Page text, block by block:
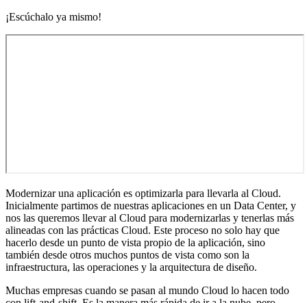
¡Escúchalo ya mismo!
Modernizar una aplicación es optimizarla para llevarla al Cloud.
Inicialmente partimos de nuestras aplicaciones en un Data Center, y
nos las queremos llevar al Cloud para modernizarlas y tenerlas más
alineadas con las prácticas Cloud. Este proceso no solo hay que
hacerlo desde un punto de vista propio de la aplicación, sino
también desde otros muchos puntos de vista como son la
infraestructura, las operaciones y la arquitectura de diseño.
Muchas empresas cuando se pasan al mundo Cloud lo hacen todo